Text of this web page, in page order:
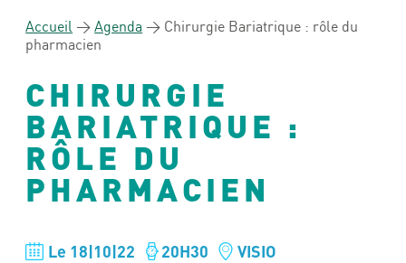
Accueil >Agenda > Chirurgie Bariatrique : rôle du
pharmacien
CHIRURGIE
BARIATRIQUE :
RÔLE DU
PHARMACIEN
Le 18|10|22 20H30 VISIO